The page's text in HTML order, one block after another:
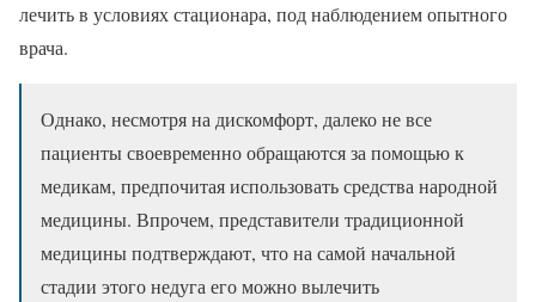
лечить в условиях стационара, под наблюдением опытного
врача.
Однако, несмотря на дискомфорт, далеко не все
пациенты своевременно обращаются за помощью к
медикам, предпочитая использовать средства народной
медицины. Впрочем, представители традиционной
медицины подтверждают, что на самой начальной
стадии этого недуга его можно вылечить